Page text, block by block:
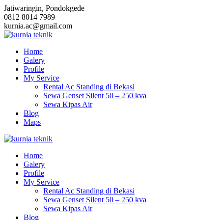
Skip
to
content
Jatiwaringin, Pondokgede
0812 8014 7989
kurnia.ac@gmail.com
Home
Galery
Profile
My Service
Rental Ac Standing di Bekasi
Sewa Genset Silent 50 – 250 kva
Sewa Kipas Air
Blog
Maps
Home
Galery
Profile
My Service
Rental Ac Standing di Bekasi
Sewa Genset Silent 50 – 250 kva
Sewa Kipas Air
Blog